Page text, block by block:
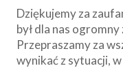
Dziękujemy za
był dla nas
Przepraszamy za
wynikać z sytuacji,